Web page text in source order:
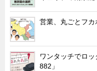
営業、丸ごとフカ
ワンタッチでロ
882」